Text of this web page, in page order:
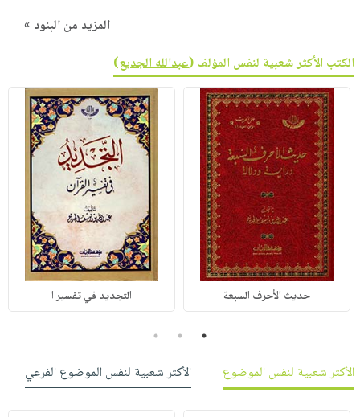
المزيد من البنود »
الكتب الأكثر شعبية لنفس المؤلف (عبدالله الجديع)
حديث الأحرف السبعة التجديد في تفسير ا
1
2
3
الأكثر شعبية لنفس الموضوع
الأكثر شعبية لنفس الموضوع الفرعي